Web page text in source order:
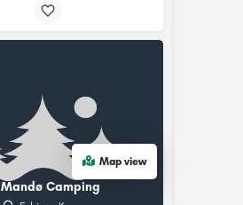
Mandø Camping
Map view